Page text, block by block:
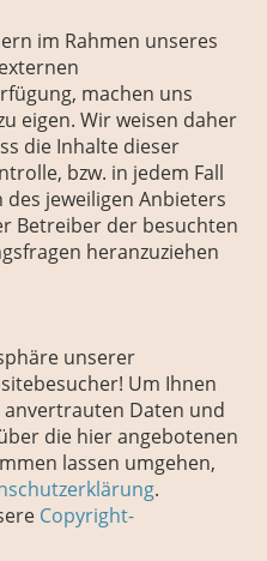
im Rahmen unseres
machen uns
eigen. Wir weisen daher
die Inhalte dieser
bzw. in jedem Fall
jeweiligen Anbieters
Betreiber der besuchten
heranzuziehen
unserer
Um Ihnen
Daten und
die hier angebotenen
lassen umgehen,
.
Copyright-